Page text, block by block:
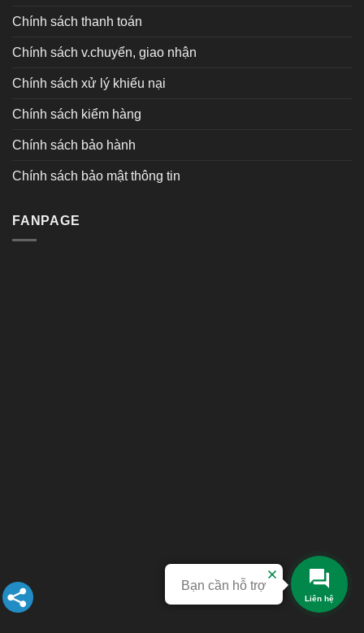
Chính sách thanh toán
Chính sách v.chuyển, giao nhận
Chính sách xử lý khiếu nại
Chính sách kiểm hàng
Chính sách bảo hành
Chính sách bảo mật thông tin
FANPAGE
Liên hệ
Bạn cần hỗ trợ